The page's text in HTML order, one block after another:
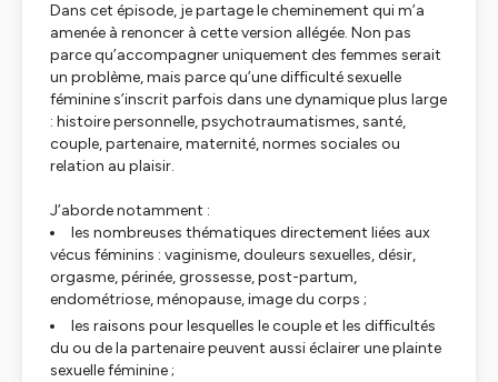
Dans cet épisode, je partage le cheminement qui m’a
amenée à renoncer à cette version allégée. Non pas
parce qu’accompagner uniquement des femmes serait
un problème, mais parce qu’une difficulté sexuelle
féminine s’inscrit parfois dans une dynamique plus large
: histoire personnelle, psychotraumatismes, santé,
couple, partenaire, maternité, normes sociales ou
relation au plaisir.
J’aborde notamment :
les nombreuses thématiques directement liées aux
vécus féminins : vaginisme, douleurs sexuelles, désir,
orgasme, périnée, grossesse, post-partum,
endométriose, ménopause, image du corps ;
les raisons pour lesquelles le couple et les difficultés
du ou de la partenaire peuvent aussi éclairer une plainte
sexuelle féminine ;